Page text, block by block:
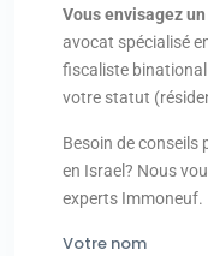
Vous envisagez
avocat spécialisé
fiscaliste
votre statut
Besoin de conseils
en Israel? Nous
experts Immoneuf.
Votre nom